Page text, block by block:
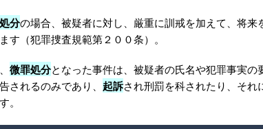
分の場合、被疑者に対し、厳重に訓戒を加えて、将来
す（犯罪捜査規範第２００条）。
微罪処分となった事件は、被疑者の氏名や犯罪事実
されるのみであり、 起訴され刑罰を科されたり、それ
。